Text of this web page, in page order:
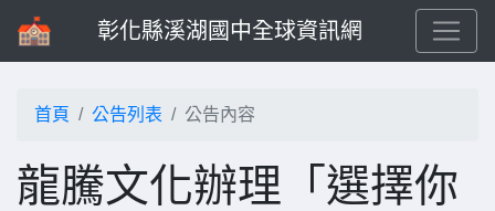
彰化縣溪湖國中全球資訊網
首頁 公告列表 公告內容
龍騰文化辦理「選擇你